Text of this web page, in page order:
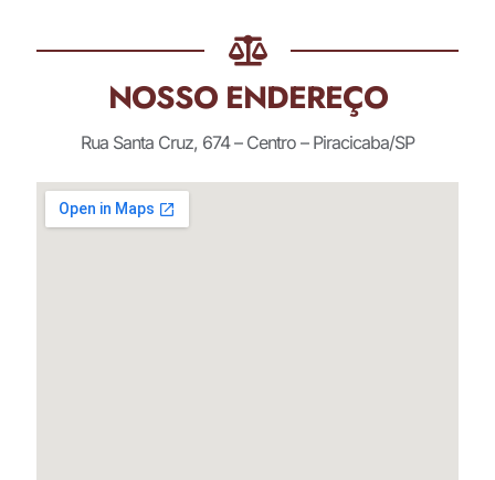
NOSSO ENDEREÇO
Rua Santa Cruz, 674 – Centro – Piracicaba/SP